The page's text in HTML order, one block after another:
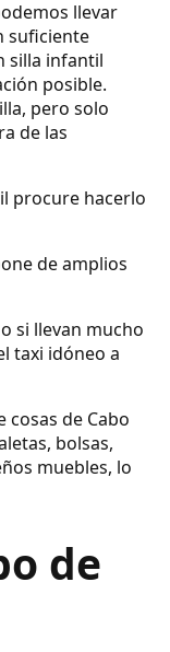
llevar
suficiente
silla infantil
posible.
pero solo
de las
procure hacerlo
de amplios
si llevan mucho
taxi idóneo a
de Cabo
bolsas,
muebles, lo
de